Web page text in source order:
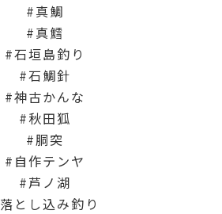
真鯛
真鱈
石垣島釣り
石鯛針
神古かんな
秋田狐
胴突
自作テンヤ
芦ノ湖
落とし込み釣り